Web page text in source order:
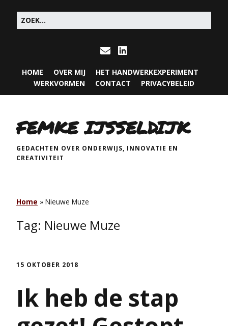
HOME OVER MIJ
HET HANDWERKEXPERIMENT
WERKVORMEN
CONTACT PRIVACYBELEID
FEMKE IJSSELDIJK
GEDACHTEN OVER ONDERWIJS, INNOVATIE EN
CREATIVITEIT
Home » Nieuwe Muze
Tag: Nieuwe Muze
15 OKTOBER 2018
Ik heb de stap